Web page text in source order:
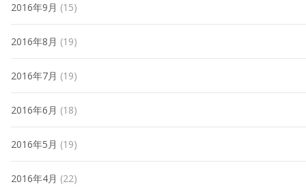
2016年9月 (15)
2016年8月 (19)
2016年7月 (19)
2016年6月 (18)
2016年5月 (19)
2016年4月 (22)